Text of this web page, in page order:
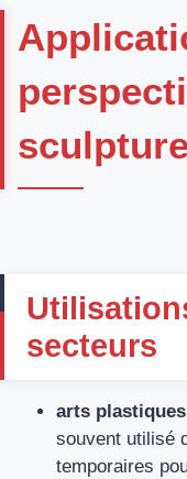
secteurs
arts
souvent utilisé
temporaires